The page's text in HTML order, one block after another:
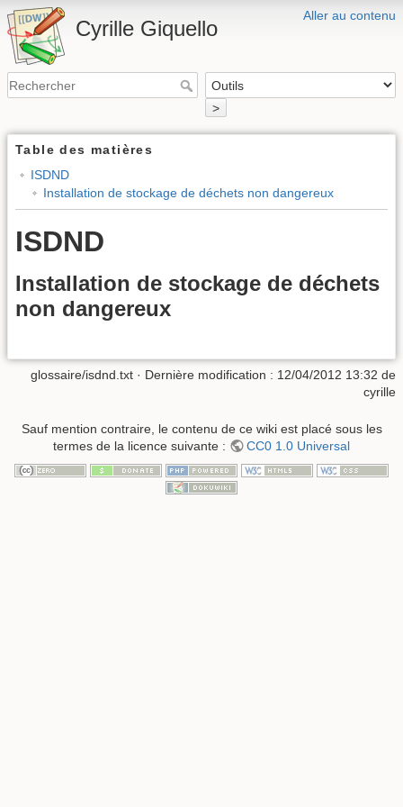
Aller au contenu
Cyrille Giquello
>
Table des matières
ISDND
Installation de stockage de déchets non dangereux
ISDND
Installation de stockage de déchets
non dangereux
glossaire/isdnd.txt · Dernière modification : 12/04/2012 13:32 de
cyrille
Sauf mention contraire, le contenu de ce wiki est placé sous les
termes de la licence suivante :
CC0 1.0 Universal